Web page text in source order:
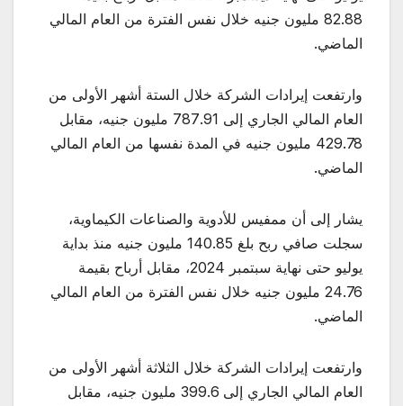
82.88 مليون جنيه خلال نفس الفترة من العام المالي
الماضي.
وارتفعت إيرادات الشركة خلال الستة أشهر الأولى من
العام المالي الجاري إلى 787.91 مليون جنيه، مقابل
429.78 مليون جنيه في المدة نفسها من العام المالي
الماضي.
يشار إلى أن ممفيس للأدوية والصناعات الكيماوية،
سجلت صافي ربح بلغ 140.85 مليون جنيه منذ بداية
يوليو حتى نهاية سبتمبر 2024، مقابل أرباح بقيمة
24.76 مليون جنيه خلال نفس الفترة من العام المالي
الماضي.
وارتفعت إيرادات الشركة خلال الثلاثة أشهر الأولى من
العام المالي الجاري إلى 399.6 مليون جنيه، مقابل